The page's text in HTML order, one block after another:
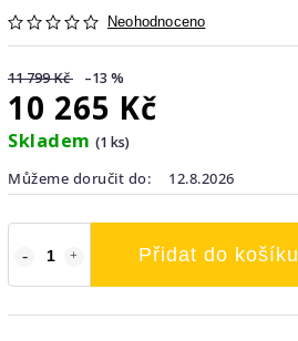
Neohodnoceno
11 799 Kč –13 %
10 265 Kč
Skladem (1 ks)
Můžeme doručit do:
12.8.2026
Přidat do košíku